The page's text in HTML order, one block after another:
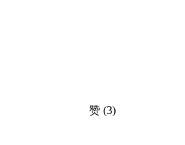
赞 (3)